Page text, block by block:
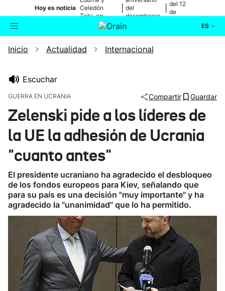
Hoy es noticia Celedón
Txiki, en
directo
del
desembarco
de Elkano
del 12
de
ES
Buscador Actualidad
Ikusmiran
Eguraldia
Inicio Actualidad Internacional
Escuchar
GUERRA EN UCRANIA Compartir Guardar
Zelenski pide a los líderes de
la UE la adhesión de Ucrania
"cuanto antes"
El presidente ucraniano ha agradecido el desbloqueo
de los fondos europeos para Kiev, señalando que
para su país es una decisión "muy importante" y ha
agradecido la "unanimidad" que lo ha permitido.